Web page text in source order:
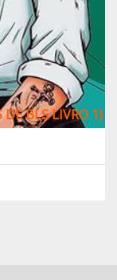
BLS LIVRO 1)